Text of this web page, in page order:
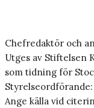
Chefredaktör och
Utges av Stiftelsen
som tidning för
Ange källa vid